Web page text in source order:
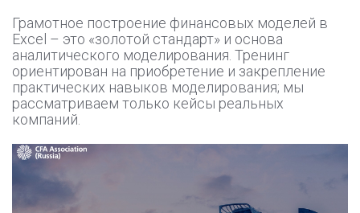
Грамотное построение финансовых моделей в
Excel – это «золотой стандарт» и основа
аналитического моделирования. Тренинг
ориентирован на приобретение и закрепление
практических навыков моделирования; мы
рассматриваем только кейсы реальных
компаний.